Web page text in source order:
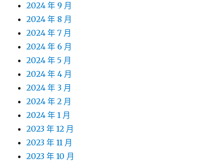
2024 年 9 月
2024 年 8 月
2024 年 7 月
2024 年 6 月
2024 年 5 月
2024 年 4 月
2024 年 3 月
2024 年 2 月
2024 年 1 月
2023 年 12 月
2023 年 11 月
2023 年 10 月